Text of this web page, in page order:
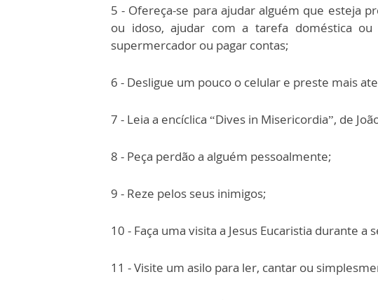
5 - Ofereça-se para ajudar alguém que esteja
ou idoso, ajudar com a tarefa doméstica
supermercador ou pagar contas;
6 - Desligue um pouco o celular e preste mais
7 - Leia a encíclica “Dives in Misericordia”, de
8 - Peça perdão a alguém pessoalmente;
9 - Reze pelos seus inimigos;
10 - Faça uma visita a Jesus Eucaristia durante a
11 - Visite um asilo para ler, cantar ou